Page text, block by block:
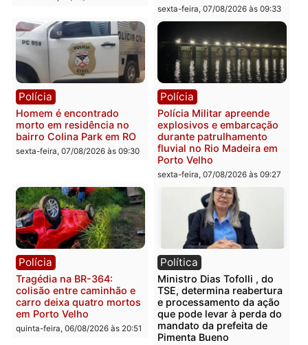
Você também vai querer ler...
Polícia
que comprovam
transparência e legalidade
na operação alvo da PF
sexta-feira, 07/08/2026 às 12:24
Polícia
Polícia Federal apreende
400 quilos de drogas e
prende motorista em RO
sexta-feira, 07/08/2026 às
Polícia Polícia